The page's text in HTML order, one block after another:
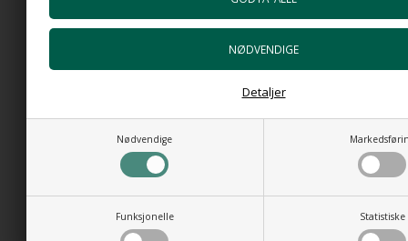
Nødvendige
Funksjonelle Statistiske
Detaljer
Ciclo Mini Wall - Liten servant
New Filo Liten servant 32 x